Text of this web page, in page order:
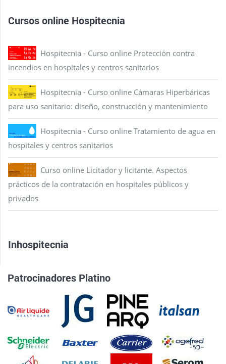
Cursos online Hospitecnia
Hospitecnia - Curso online Protección contra
incendios en hospitales y centros sanitarios
Hospitecnia - Curso online Cámaras Hiperbáricas
para uso sanitario: diseño, construcción y mantenimiento
Hospitecnia - Curso online Tratamiento de agua en
hospitales y centros sanitarios
Curso online Licitador y licitante. Aspectos
prácticos de la contratación en hospitales públicos y
privados
Inhospitecnia
Patrocinadores Platino